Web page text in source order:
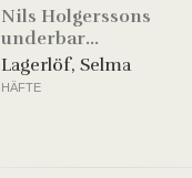
Nils Holgerssons
underbar...
Lagerlöf, Selma
HÄFTE